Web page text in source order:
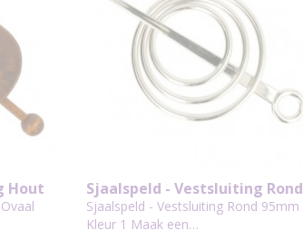
Hout
Sjaalspeld - Vestsluiting Rond
95mm Kleur 1
Sjaalspeld - Vestsluiting Rond 95mm
Kleur 1 Maak een…